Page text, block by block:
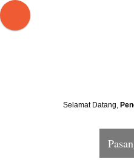
Selamat Datang,